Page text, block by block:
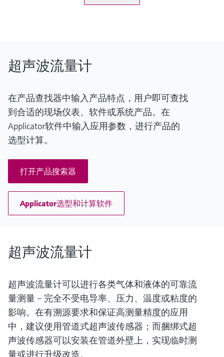
超声波流量计
在产品查找器中输入产品特点，用户即可查找
到合适的现场仪表、软件或系统产品。在
Applicator软件中输入应用参数，进行产品的
选型计算。
打开产品搜索器
Applicator选型和计算软件
超声波流量计
超声波流量计可以进行各类气体和液体的可靠流
量测量 – 完全不受电导率、压力、温度或粘度的
影响。在有溯源要求和保证高测量精度的应用
中，建议使用管道式超声波传感器；而捆绑式超
声波传感器可以安装在管道外壁上，实现临时测
量或进行升级改造。